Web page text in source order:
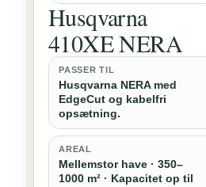
Husqvarna
410XE NERA
PASSER TIL
Husqvarna NERA med
EdgeCut og kabelfri
opsætning.
AREAL
Mellemstor have · 350–
1000 m² · Kapacitet op til